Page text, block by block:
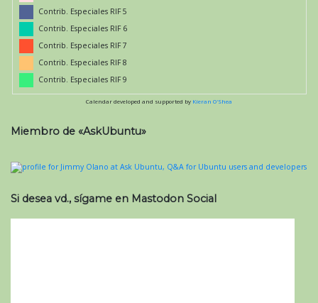
Contrib. Especiales RIF 5
Contrib. Especiales RIF 6
Contrib. Especiales RIF 7
Contrib. Especiales RIF 8
Contrib. Especiales RIF 9
Calendar developed and supported by Kieran O'Shea
Miembro de «AskUbuntu»
Si desea vd., sígame en Mastodon Social